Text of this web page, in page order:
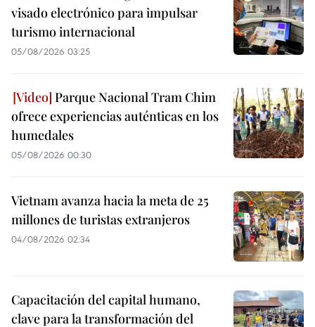
visado electrónico para impulsar
turismo internacional
05/08/2026 03:25
Parque Nacional Tram Chim
ofrece experiencias auténticas en los
humedales
05/08/2026 00:30
Vietnam avanza hacia la meta de 25
millones de turistas extranjeros
04/08/2026 02:34
Capacitación del capital humano,
clave para la transformación del